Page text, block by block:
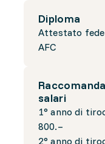
Diploma
Attestato
AFC
salari
1° anno di
800.–
2° anno di